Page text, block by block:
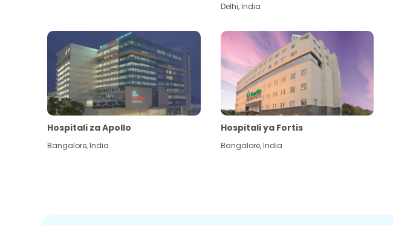
Delhi,India
Hospitali za Apollo
Bangalore,India
Hospitali ya Fortis
Bangalore,India